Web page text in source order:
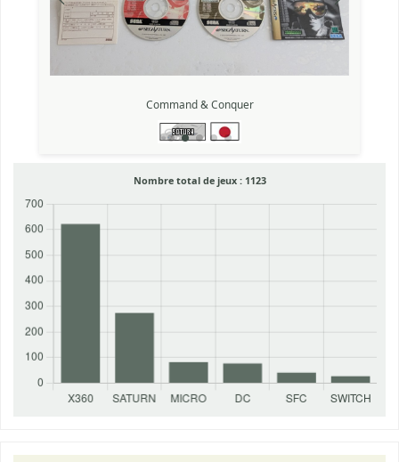
Command & Conquer
Nombre total de jeux :1123